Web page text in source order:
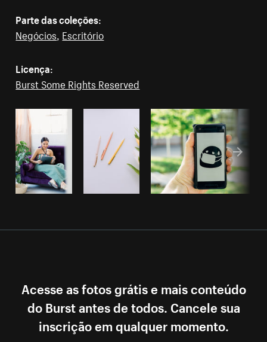
Parte das coleções:
Negócios, Escritório
Licença:
Burst Some Rights Reserved
Acesse as fotos grátis e mais conteúdo
do Burst antes de todos. Cancele sua
inscrição em qualquer momento.